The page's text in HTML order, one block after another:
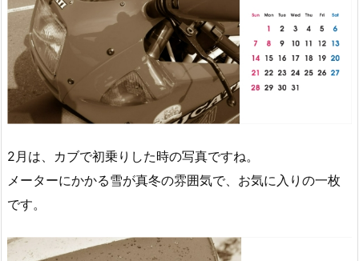
2月は、カブで初乗りした時の写真ですね。
メーターにかかる雪が真冬の雰囲気で、お気に入りの一枚
です。